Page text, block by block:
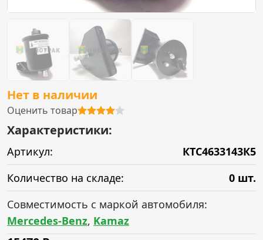
Нет в наличии
Оценить товар
Характеристики:
Артикул:
КТС4633143К5
Количество на складе:
0 шт.
Совместимость с маркой автомобиля:
Mercedes-Benz, Kamaz